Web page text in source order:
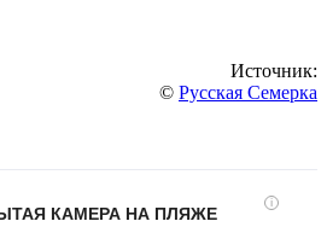
Источник:
© Русская Семерка
i
КАМЕРА НА ПЛЯЖЕ